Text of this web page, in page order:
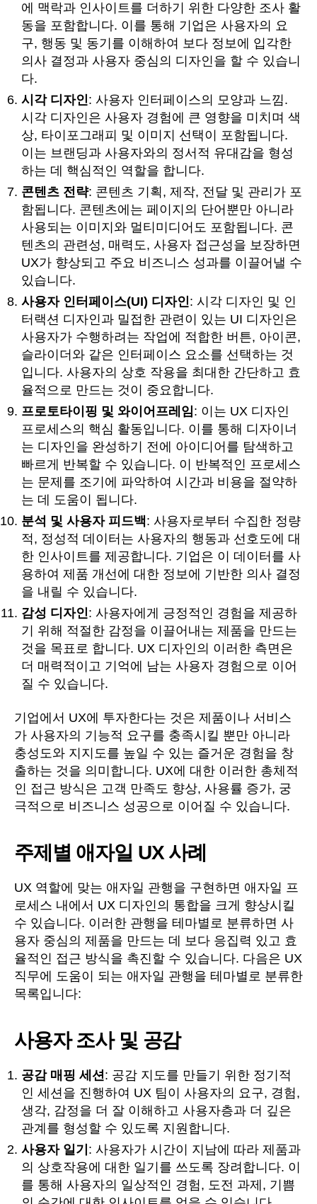
에 맥락과 인사이트를 더하기 위한 다양한 조사 활
동을 포함합니다. 이를 통해 기업은 사용자의 요
구, 행동 및 동기를 이해하여 보다 정보에 입각한
의사 결정과 사용자 중심의 디자인을 할 수 있습니
다.
시각 디자인: 사용자 인터페이스의 모양과 느낌.
시각 디자인은 사용자 경험에 큰 영향을 미치며 색
상, 타이포그래피 및 이미지 선택이 포함됩니다.
이는 브랜딩과 사용자와의 정서적 유대감을 형성
하는 데 핵심적인 역할을 합니다.
콘텐츠 전략: 콘텐츠 기획, 제작, 전달 및 관리가 포
함됩니다. 콘텐츠에는 페이지의 단어뿐만 아니라
사용되는 이미지와 멀티미디어도 포함됩니다. 콘
텐츠의 관련성, 매력도, 사용자 접근성을 보장하면
UX가 향상되고 주요 비즈니스 성과를 이끌어낼 수
있습니다.
사용자 인터페이스(UI) 디자인: 시각 디자인 및 인
터랙션 디자인과 밀접한 관련이 있는 UI 디자인은
사용자가 수행하려는 작업에 적합한 버튼, 아이콘,
슬라이더와 같은 인터페이스 요소를 선택하는 것
입니다. 사용자의 상호 작용을 최대한 간단하고 효
율적으로 만드는 것이 중요합니다.
프로토타이핑 및 와이어프레임: 이는 UX 디자인
프로세스의 핵심 활동입니다. 이를 통해 디자이너
는 디자인을 완성하기 전에 아이디어를 탐색하고
빠르게 반복할 수 있습니다. 이 반복적인 프로세스
는 문제를 조기에 파악하여 시간과 비용을 절약하
는 데 도움이 됩니다.
분석 및 사용자 피드백: 사용자로부터 수집한 정량
적, 정성적 데이터는 사용자의 행동과 선호도에 대
한 인사이트를 제공합니다. 기업은 이 데이터를 사
용하여 제품 개선에 대한 정보에 기반한 의사 결정
을 내릴 수 있습니다.
감성 디자인: 사용자에게 긍정적인 경험을 제공하
기 위해 적절한 감정을 이끌어내는 제품을 만드는
것을 목표로 합니다. UX 디자인의 이러한 측면은
더 매력적이고 기억에 남는 사용자 경험으로 이어
질 수 있습니다.
기업에서 UX에 투자한다는 것은 제품이나 서비스
가 사용자의 기능적 요구를 충족시킬 뿐만 아니라
충성도와 지지도를 높일 수 있는 즐거운 경험을 창
출하는 것을 의미합니다. UX에 대한 이러한 총체적
인 접근 방식은 고객 만족도 향상, 사용률 증가, 궁
극적으로 비즈니스 성공으로 이어질 수 있습니다.
주제별 애자일 UX 사례
UX 역할에 맞는 애자일 관행을 구현하면 애자일 프
로세스 내에서 UX 디자인의 통합을 크게 향상시킬
수 있습니다. 이러한 관행을 테마별로 분류하면 사
용자 중심의 제품을 만드는 데 보다 응집력 있고 효
율적인 접근 방식을 촉진할 수 있습니다. 다음은 UX
직무에 도움이 되는 애자일 관행을 테마별로 분류한
목록입니다:
사용자 조사 및 공감
공감 매핑 세션 : 공감 지도를 만들기 위한 정기적
인 세션을 진행하여 UX 팀이 사용자의 요구, 경험,
생각, 감정을 더 잘 이해하고 사용자층과 더 깊은
관계를 형성할 수 있도록 지원합니다.
사용자 일기 : 사용자가 시간이 지남에 따라 제품과
의 상호작용에 대한 일기를 쓰도록 장려합니다. 이
를 통해 사용자의 일상적인 경험, 도전 과제, 기쁨